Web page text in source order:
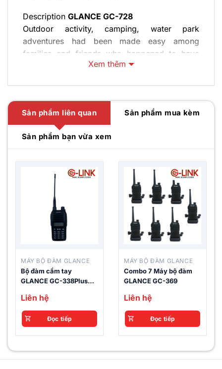
Description GLANCE GC-728
Outdoor activity, camping, water park
adventures had been made easy among
families and friends who happened to have
different type of engagement. The
factors, so in this case you need a waterproof
walkie talkie. CD-528 security guard
equipment two way radio get great market
feedback from market especially for North-
Features:
Professional two way radio
Waterproof and Dustproof, IP66 level
5W / 4W / 0.5W output selection
CE, FCC, RoHs Approval
selection
Specification
Brand Name
GLANCE
Xem thêm
Sản phẩm liên quan Sản phẩm mua kèm
Sản phẩm bạn vừa xem
MÁY BỘ ĐÀM GLANCE
Bộ đàm cầm tay
GLANCE GC-338Plus
Liên hệ
Đọc tiếp
MÁY BỘ ĐÀM GLANCE
Combo 7 Máy bộ đàm
GLANCE GC-369
Liên hệ
Đọc tiếp